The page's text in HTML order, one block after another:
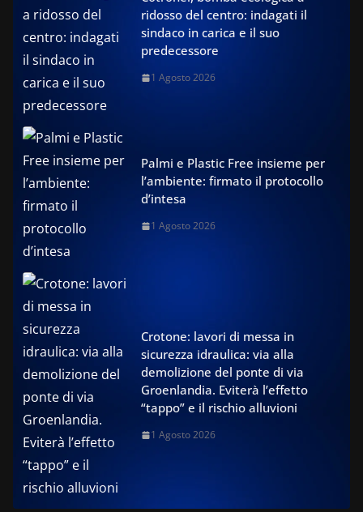
ridosso del centro: indagati il
sindaco in carica e il suo
predecessore
1 Agosto 2026
Palmi e Plastic Free insieme per
l’ambiente: firmato il protocollo
d’intesa
1 Agosto 2026
Crotone: lavori di messa in
sicurezza idraulica: via alla
demolizione del ponte di via
Groenlandia. Eviterà l’effetto
“tappo” e il rischio alluvioni
1 Agosto 2026